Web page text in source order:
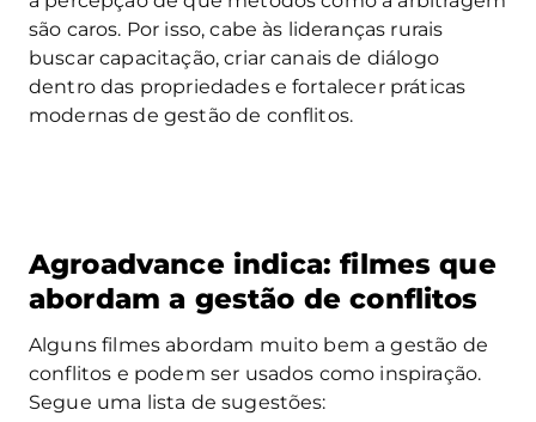
são caros. Por isso, cabe às lideranças rurais
buscar capacitação, criar canais de diálogo
dentro das propriedades e fortalecer práticas
modernas de gestão de conflitos.
Agroadvance indica: filmes que
abordam a gestão de conflitos
Alguns filmes abordam muito bem a gestão de
conflitos e podem ser usados como inspiração.
Segue uma lista de sugestões: